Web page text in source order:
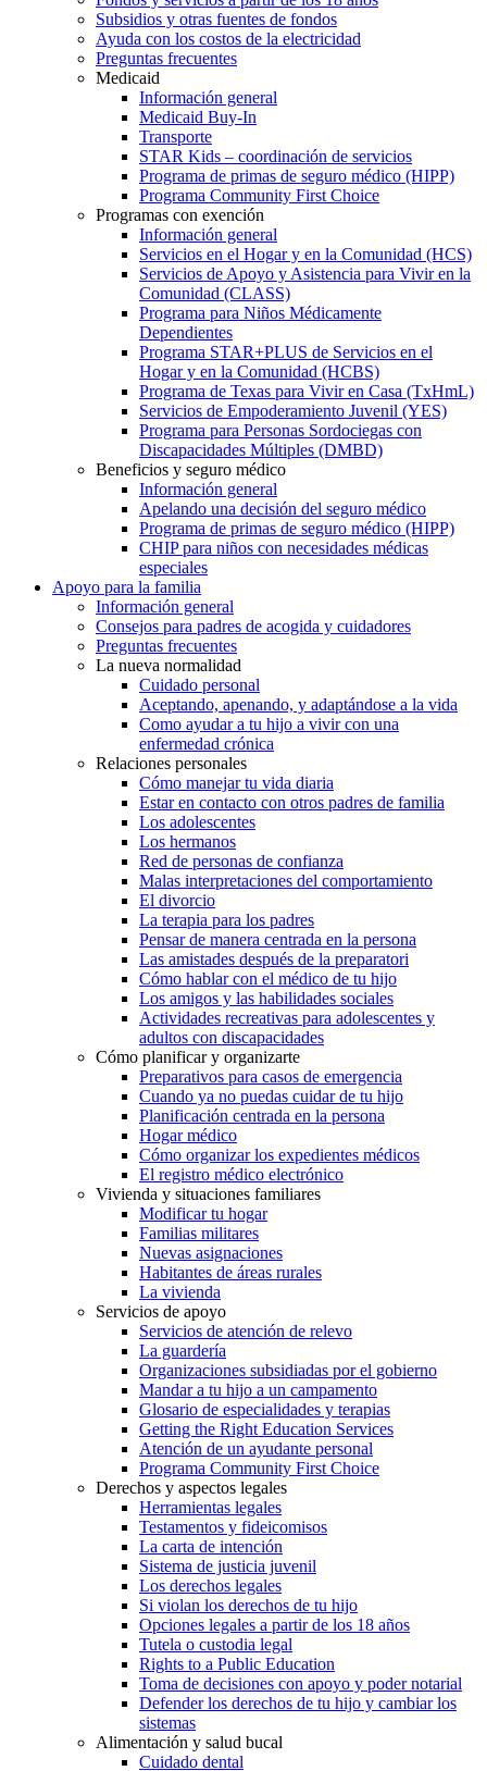
Subsidios y otras fuentes de fondos
Ayuda con los costos de la electricidad
Preguntas frecuentes
Medicaid
Información general
Medicaid Buy-In
Transporte
STAR Kids – coordinación de servicios
Programa de primas de seguro médico (HIPP)
Programa Community First Choice
Programas con exención
Información general
Servicios en el Hogar y en la Comunidad (HCS)
Servicios de Apoyo y Asistencia para Vivir en la
Comunidad (CLASS)
Programa para Niños Médicamente
Dependientes
Programa STAR+PLUS de Servicios en el
Hogar y en la Comunidad (HCBS)
Programa de Texas para Vivir en Casa (TxHmL)
Servicios de Empoderamiento Juvenil (YES)
Programa para Personas Sordociegas con
Discapacidades Múltiples (DMBD)
Beneficios y seguro médico
Información general
Apelando una decisión del seguro médico
Programa de primas de seguro médico (HIPP)
CHIP para niños con necesidades médicas
especiales
Apoyo para la familia
Información general
Consejos para padres de acogida y cuidadores
Preguntas frecuentes
La nueva normalidad
Cuidado personal
Aceptando, apenando, y adaptándose a la vida
Como ayudar a tu hijo a vivir con una
enfermedad crónica
Relaciones personales
Cómo manejar tu vida diaria
Estar en contacto con otros padres de familia
Los adolescentes
Los hermanos
Red de personas de confianza
Malas interpretaciones del comportamiento
El divorcio
La terapia para los padres
Pensar de manera centrada en la persona
Las amistades después de la preparatori
Cómo hablar con el médico de tu hijo
Los amigos y las habilidades sociales
Actividades recreativas para adolescentes y
adultos con discapacidades
Cómo planificar y organizarte
Preparativos para casos de emergencia
Cuando ya no puedas cuidar de tu hijo
Planificación centrada en la persona
Hogar médico
Cómo organizar los expedientes médicos
El registro médico electrónico
Vivienda y situaciones familiares
Modificar tu hogar
Familias militares
Nuevas asignaciones
Habitantes de áreas rurales
La vivienda
Servicios de apoyo
Servicios de atención de relevo
La guardería
Organizaciones subsidiadas por el gobierno
Mandar a tu hijo a un campamento
Glosario de especialidades y terapias
Getting the Right Education Services
Atención de un ayudante personal
Programa Community First Choice
Derechos y aspectos legales
Herramientas legales
Testamentos y fideicomisos
La carta de intención
Sistema de justicia juvenil
Los derechos legales
Si violan los derechos de tu hijo
Opciones legales a partir de los 18 años
Tutela o custodia legal
Rights to a Public Education
Toma de decisiones con apoyo y poder notarial
Defender los derechos de tu hijo y cambiar los
sistemas
Alimentación y salud bucal
Cuidado dental